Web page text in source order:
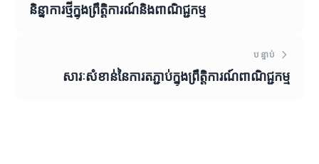
និន្នាការថ្មីក្នុងព្រឹត្តិការណ៍និងពាណិជ្ជកម្ម
បន្ទាប់
សារៈសំខាន់នៃការតភ្ជាប់ក្នុងព្រឹត្តិការណ៍ពាណិជ្ជកម្ម